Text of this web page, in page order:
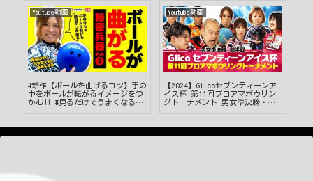
Youtube動画
#新作【ボールを曲げるコツ】手の
中をボールが転がるイメージをつ
かむ‼ #見るだけでうまくなる #
Youtube動画
【2024】Glicoセブンティーンア
イス杯 第11回プロアマボウリン
グトーナメント 男女準決勝・前